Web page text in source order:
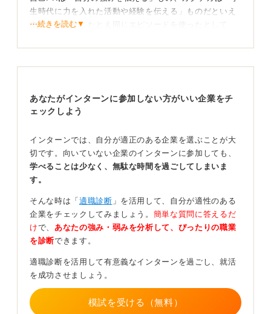
生時代に力を入れた活動や経験を伝える」ものだといえ
ます。つまり、たとえ同じエピソードを使ったとして
た経験から学んだこと」を語る、というように工夫して
みましょう。
エピソードが同じだと一つの能力にしか触れてもら
えない場合もある
とはいえ、できれば違うエピソードを用意することをお
面接官が質問できる幅が狭くなってしまい、あなた自身
の多面的な魅力を伝えきれない可能性があるからです。
ただ、このアドバイスはあくまで面接官が深掘りをする
らといって不利になるとは限りませんので、安心して伝
えてくださいね。大切なのは、どんな経験から何を学
び、どう成長したかを自分の言葉でしっかり伝えること
にあります。
⋯続きを読む▼
あなたがインターンに参加しない方がいい企業をチ
ェックしよう
インターンでは、自分が適正のある企業を選ぶことが大
切です。向いていない企業のインターンに参加しても、
学べることは少なく、無駄な時間を過ごしてしまいま
す。
そんな時は「 適職診断 」を活用して、自分が適性のある
企業をチェックしてみましょう。 簡単な質問に答えるだ
けで、 あなたの強み・弱みを分析して、ぴったりの職業
を診断できます。
適職診断を活用して有意義なインターンを過ごし、就活
を成功させましょう。
模試を受ける（無料）